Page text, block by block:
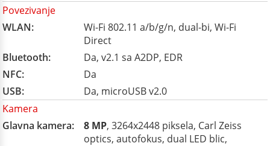
Povezivanje
WLAN:
Wi-Fi 802.11 a/b/g/n, dual-bi, Wi-Fi
Direct
Bluetooth:
Da, v2.1 sa A2DP, EDR
NFC:
Da
USB:
Da, microUSB v2.0
Kamera
Glavna kamera:
8 MP, 3264x2448 piksela, Carl Zeiss
optics, autofokus, dual LED blic,